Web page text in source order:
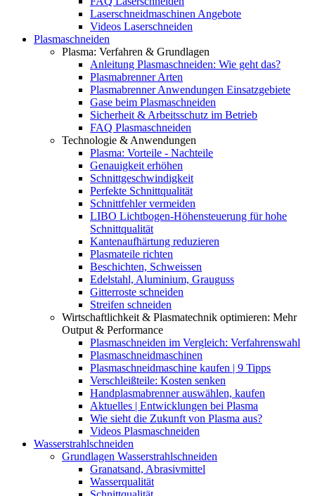
Laserschneidmaschinen Angebote
Videos Laserschneiden
Plasmaschneiden
Plasma: Verfahren & Grundlagen
Anleitung Plasmaschneiden: Wie geht das?
Plasmabrenner Arten
Plasmabrenner Anwendungen Einsatzgebiete
Gase beim Plasmaschneiden
Sicherheit & Arbeitsschutz im Betrieb
FAQ Plasmaschneiden
Technologie & Anwendungen
Plasma: Vorteile - Nachteile
Genauigkeit erhöhen
Schnittgeschwindigkeit
Perfekte Schnittqualität
Schnittfehler vermeiden
LIBO Lichtbogen-Höhensteuerung für hohe
Schnittqualität
Kantenaufhärtung reduzieren
Plasmateile richten
Beschichten, Schweissen
Edelstahl, Aluminium, Grauguss
Gitterroste schneiden
Streifen schneiden
Wirtschaftlichkeit & Plasmatechnik optimieren: Mehr
Output & Performance
Plasmaschneiden im Vergleich: Verfahrenswahl
Plasmaschneidmaschinen
Plasmaschneidmaschine kaufen | 9 Tipps
Verschleißteile: Kosten senken
Handplasmabrenner auswählen, kaufen
Aktuelles | Entwicklungen bei Plasma
Wie sieht die Zukunft von Plasma aus?
Videos Plasmaschneiden
Wasserstrahlschneiden
Grundlagen Wasserstrahlschneiden
Granatsand, Abrasivmittel
Wasserqualität